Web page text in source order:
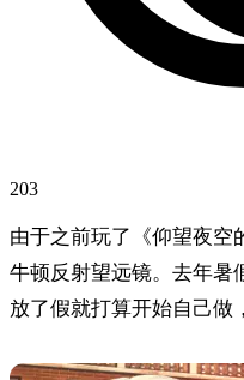
203
由于之前玩了《仰望夜空
牛顿反射望远镜。去年暑
放了假就打算开始自己做